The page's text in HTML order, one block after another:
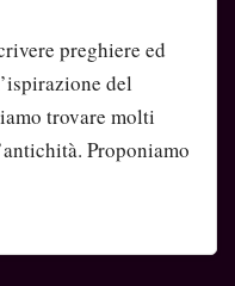
preghiere ed
del
trovare molti
Proponiamo